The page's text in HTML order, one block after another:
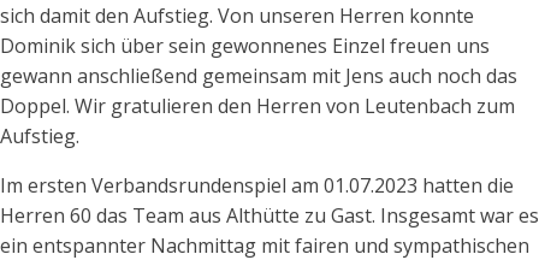
sich damit den Aufstieg. Von unseren Herren konnte
Dominik sich über sein gewonnenes Einzel freuen uns
gewann anschließend gemeinsam mit Jens auch noch das
Doppel. Wir gratulieren den Herren von Leutenbach zum
Aufstieg.
Im ersten Verbandsrundenspiel am 01.07.2023 hatten die
Herren 60 das Team aus Althütte zu Gast. Insgesamt war es
ein entspannter Nachmittag mit fairen und sympathischen